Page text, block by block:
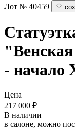
Лот № 40459
- начало
Цена
217 000 ₽
В наличии
в салоне, можно